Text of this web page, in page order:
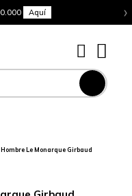
Aquí ›
Le Monarque Girbaud